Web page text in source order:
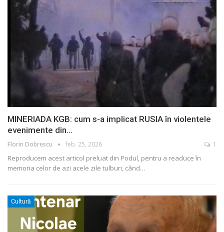
MINERIADA KGB: cum s-a implicat RUSIA în violentele
evenimente din…
Florin Dobrescu feb. 25, 2026 1
Reproducem acest articol preluat din Podul, pentru a readuce în
memoria celor de azi acele zile tulburi, când…
Cultură